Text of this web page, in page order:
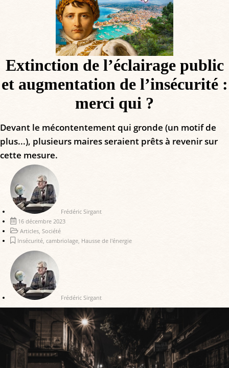
Extinction de l’éclairage public
et augmentation de l’insécurité :
merci qui ?
Devant le mécontentement qui gronde (un motif de
plus...), plusieurs maires seraient prêts à revenir sur
cette mesure.
Frédéric Sirgant
16 décembre 2023
Articles, Société
Insécurité, cambriolage, Hausse de l'énergie
Frédéric Sirgant